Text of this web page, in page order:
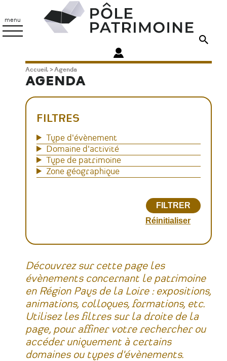
contenu
principal
menu
Patrimoine
Fil
d'Ariane
Accueil Agenda
AGENDA
Découvrez sur cette page les
évènements concernant le patrimoine
en Région Pays de la Loire : expositions,
animations, colloques, formations, etc.
Utilisez les filtres sur la droite de la
page, pour affiner votre rechercher ou
accéder uniquement à certains
domaines ou types d'évènements.
FILTRES
Type d'évènement
Domaine d'activité
Type de patrimoine
Zone géographique